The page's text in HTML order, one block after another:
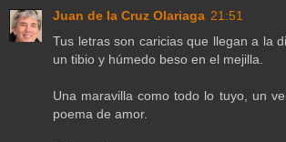
Juan de la Cruz Olariaga 21:51
Tus letras son caricias que llegan a la
un tibio y húmedo beso en el mejilla.
Una maravilla como todo lo tuyo, un
poema de amor.